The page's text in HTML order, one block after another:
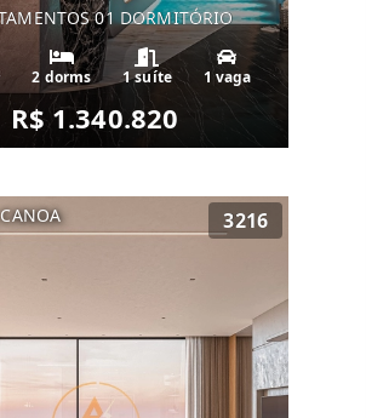
01 DORMITÓRIO
2 dorms 1 suíte 1 vaga
R$ 1.340.820
3216